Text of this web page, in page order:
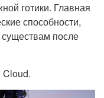
готики. Главная
способности,
после